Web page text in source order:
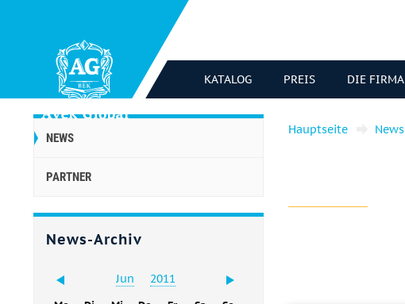
KATALOG PREIS DIE FIRMA
NEWS
PARTNER
News-Archiv
Jun 2011
Hauptseite News